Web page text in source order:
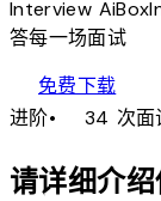
Interview AiBox
答每一场面试
免费下载
进阶• 34 次面
请详细介